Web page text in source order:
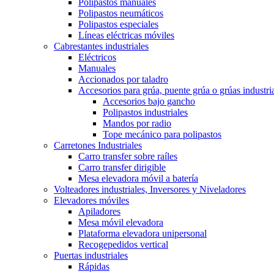
Polipastos neumáticos
Polipastos especiales
Líneas eléctricas móviles
Cabrestantes industriales
Eléctricos
Manuales
Accionados por taladro
Accesorios para grúa, puente grúa o grúas
Accesorios bajo gancho
Polipastos industriales
Mandos por radio
Tope mecánico para polipastos
Carretones Industriales
Carro transfer sobre raíles
Carro transfer dirigible
Mesa elevadora móvil a batería
Volteadores industriales, Inversores y Niveladores
Elevadores móviles
Apiladores
Mesa móvil elevadora
Plataforma elevadora unipersonal
Recogepedidos vertical
Puertas industriales
Rápidas